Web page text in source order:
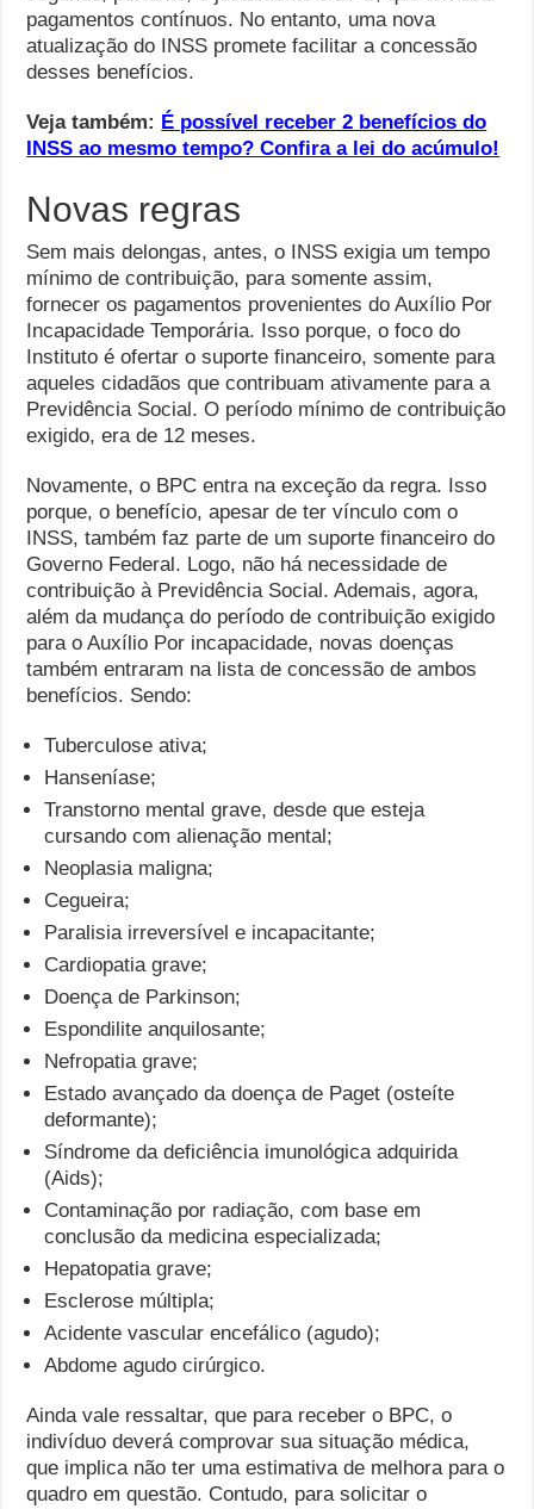
pagamentos contínuos. No entanto, uma nova
atualização do INSS promete facilitar a concessão
desses benefícios.
Veja também: É possível receber 2 benefícios do
INSS ao mesmo tempo? Confira a lei do acúmulo!
Novas regras
Sem mais delongas, antes, o INSS exigia um tempo
mínimo de contribuição, para somente assim,
fornecer os pagamentos provenientes do Auxílio Por
Incapacidade Temporária. Isso porque, o foco do
Instituto é ofertar o suporte financeiro, somente para
aqueles cidadãos que contribuam ativamente para a
Previdência Social. O período mínimo de contribuição
exigido, era de 12 meses.
Novamente, o BPC entra na exceção da regra. Isso
porque, o benefício, apesar de ter vínculo com o
INSS, também faz parte de um suporte financeiro do
Governo Federal. Logo, não há necessidade de
contribuição à Previdência Social. Ademais, agora,
além da mudança do período de contribuição exigido
para o Auxílio Por incapacidade, novas doenças
também entraram na lista de concessão de ambos
benefícios. Sendo:
Tuberculose ativa;
Hanseníase;
Transtorno mental grave, desde que esteja
cursando com alienação mental;
Neoplasia maligna;
Cegueira;
Paralisia irreversível e incapacitante;
Cardiopatia grave;
Doença de Parkinson;
Espondilite anquilosante;
Nefropatia grave;
Estado avançado da doença de Paget (osteíte
deformante);
Síndrome da deficiência imunológica adquirida
(Aids);
Contaminação por radiação, com base em
conclusão da medicina especializada;
Hepatopatia grave;
Esclerose múltipla;
Acidente vascular encefálico (agudo);
Abdome agudo cirúrgico.
Ainda vale ressaltar, que para receber o BPC, o
indivíduo deverá comprovar sua situação médica,
que implica não ter uma estimativa de melhora para o
quadro em questão. Contudo, para solicitar o